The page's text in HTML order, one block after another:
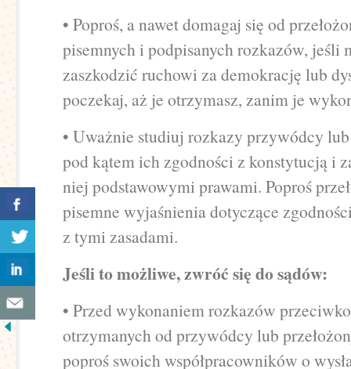
• Poproś, a nawet domagaj się od
pisemnych i podpisanych rozkazów, jeśli
zaszkodzić ruchowi za demokrację lub
poczekaj, aż je otrzymasz, zanim je
• Uważnie studiuj rozkazy przywódcy lub
pod kątem ich zgodności z konstytucją i
niej podstawowymi prawami. Poproś
pisemne wyjaśnienia dotyczące
z tymi zasadami.
Jeśli to możliwe, zwróć się do sądów:
• Przed wykonaniem rozkazów
otrzymanych od przywódcy lub
poproś swoich współpracowników o